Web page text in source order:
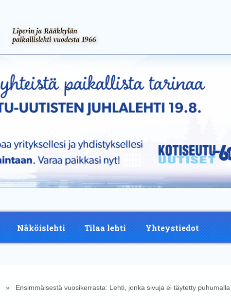
Näköislehti Tilaa lehti Yhteystiedot
» Ensimmäisestä vuosikerrasta: Lehti, jonka sivuja ei täytetty puhumalla